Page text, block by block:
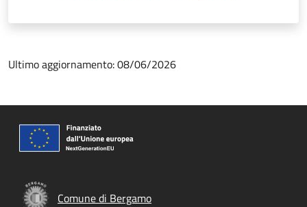
Ultimo aggiornamento: 08/06/2026
Comune di Bergamo